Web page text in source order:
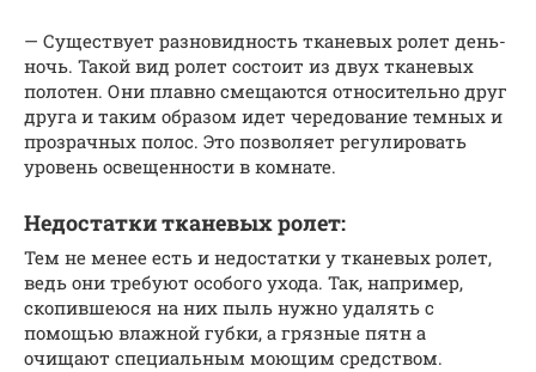
— Существует разновидность тканевых ролет день-
ночь. Такой вид ролет состоит из двух тканевых
полотен. Они плавно смещаются относительно друг
друга и таким образом идет чередование темных и
прозрачных полос. Это позволяет регулировать
уровень освещенности в комнате.
Недостатки тканевых ролет:
Тем не менее есть и недостатки у тканевых ролет,
ведь они требуют особого ухода. Так, например,
скопившеюся на них пыль нужно удалять с
помощью влажной губки, а грязные пятн а
очищают специальным моющим средством.